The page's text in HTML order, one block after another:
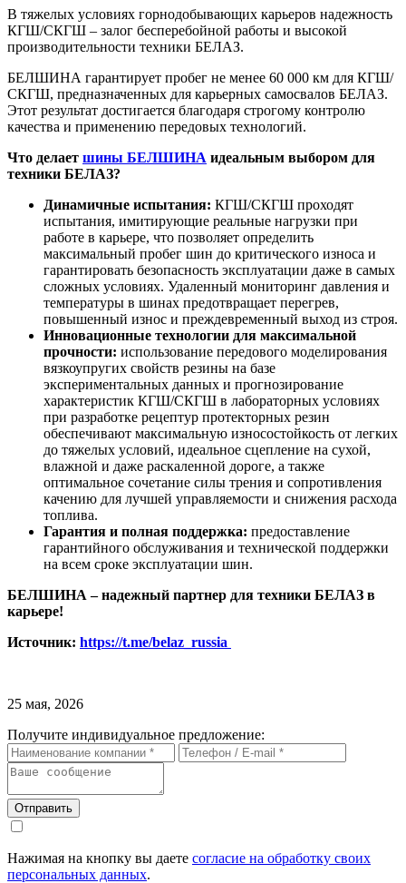
В тяжелых условиях горнодобывающих карьеров надежность
КГШ/СКГШ – залог бесперебойной работы и высокой
производительности техники БЕЛАЗ.
БЕЛШИНА гарантирует пробег не менее 60 000 км для КГШ/
СКГШ, предназначенных для карьерных самосвалов БЕЛАЗ.
Этот результат достигается благодаря строгому контролю
качества и применению передовых технологий.
Что делает шины БЕЛШИНА идеальным выбором для
техники БЕЛАЗ?
Динамичные испытания: КГШ/СКГШ проходят
испытания, имитирующие реальные нагрузки при
работе в карьере, что позволяет определить
максимальный пробег шин до критического износа и
гарантировать безопасность эксплуатации даже в самых
сложных условиях. Удаленный мониторинг давления и
температуры в шинах предотвращает перегрев,
повышенный износ и преждевременный выход из строя.
Инновационные технологии для максимальной
прочности: использование передового моделирования
вязкоупругих свойств резины на базе
экспериментальных данных и прогнозирование
характеристик КГШ/СКГШ в лабораторных условиях
при разработке рецептур протекторных резин
обеспечивают максимальную износостойкость от легких
до тяжелых условий, идеальное сцепление на сухой,
влажной и даже раскаленной дороге, а также
оптимальное сочетание силы трения и сопротивления
качению для лучшей управляемости и снижения расхода
топлива.
Гарантия и полная поддержка: предоставление
гарантийного обслуживания и технической поддержки
на всем сроке эксплуатации шин.
БЕЛШИНА – надежный партнер для техники БЕЛАЗ в
карьере!
Источник: https://t.me/belaz_russia
25 мая, 2026
Получите индивидуальное предложение:
Отправить
Нажимая на кнопку вы даете согласие на обработку своих
персональных данных.